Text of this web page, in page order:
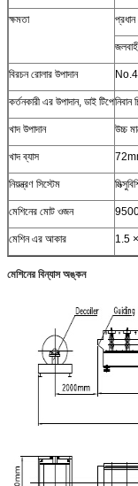
ক্ষমতা
বিরচন রোলার উপাদান
কর্তনকারী এর উপাদান, ডাই টিপে
খাদ উপাদান উচ্চ
খাদ ব্যাস
নিয়ন্ত্রণ সিস্টেম
মেশিনের মোট ওজন
মেশিন এর আকার 1.5 ×
মেশিনের বিন্যাস অঙ্কন